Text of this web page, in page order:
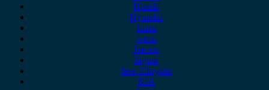
Honda
Hyundai
Isuzu
iveco
Jaecoo
Jaguar
Jeep Chrysler
KIA